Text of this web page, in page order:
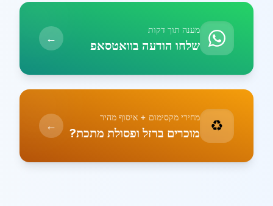
מענה תוך דקות
שלחו הודעה בוואטסאפ ←
♻️ מחירי מקסימום + איסוף מהיר
מוכרים ברזל ופסולת מתכת? ←